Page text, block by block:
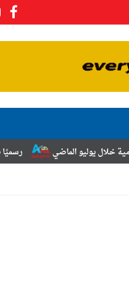
رسميًا بالأسماء.. حركة